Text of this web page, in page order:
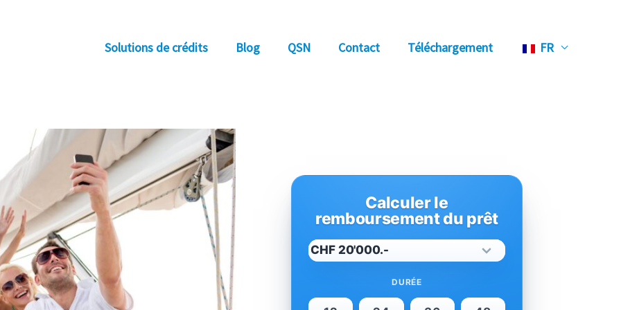
Solutions de crédits Blog QSN Contact Téléchargement FR
Calculer le
remboursement du prêt
DURÉE